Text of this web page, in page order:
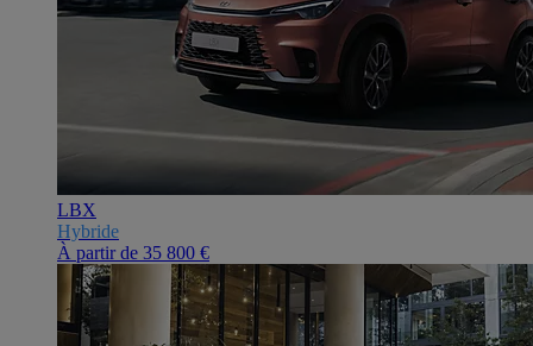
LBX
Hybride
À partir de 35 800 €